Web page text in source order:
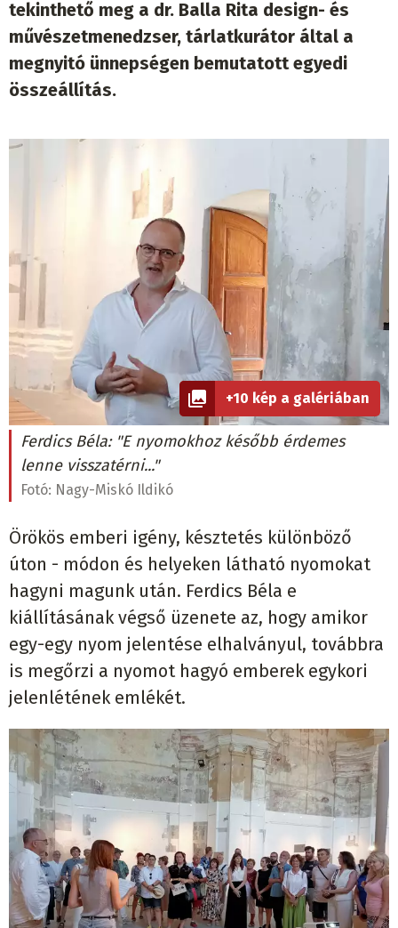
tekinthető meg a dr. Balla Rita design- és
művészetmenedzser, tárlatkurátor által a
megnyitó ünnepségen bemutatott egyedi
összeállítás.
+10 kép a galériában
Ferdics Béla: "E nyomokhoz később érdemes
lenne visszatérni..."
Fotó: Nagy-Miskó Ildikó
Örökös emberi igény, késztetés különböző
úton - módon és helyeken látható nyomokat
hagyni magunk után. Ferdics Béla e
kiállításának végső üzenete az, hogy amikor
egy-egy nyom jelentése elhalványul, továbbra
is megőrzi a nyomot hagyó emberek egykori
jelenlétének emlékét.